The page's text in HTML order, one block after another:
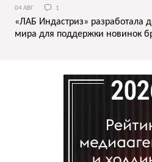
04 АВГ 1
«ЛАБ Индастриз» разработала
мира для поддержки новинок